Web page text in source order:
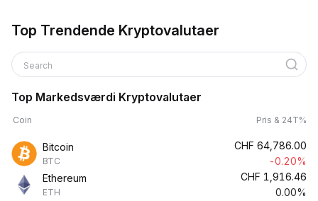
Top Trendende Kryptovalutaer
Search
Top Markedsværdi Kryptovalutaer
Coin Pris & 24T%
Bitcoin
BTC
CHF 64,786.00
-0.20%
Ethereum
ETH
CHF 1,916.46
0.00%